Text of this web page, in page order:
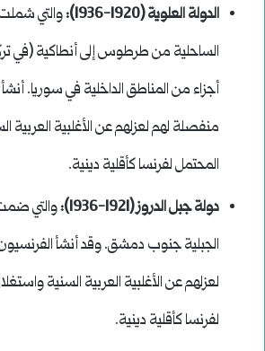
الدولة العلوية (1920-1936):
والتي
الساحلية من طرطوس إلى أنطاكية (في
أجزاء من المناطق الداخلية في سوريا.
منفصلة لهم لعزلهم عن الأغلبية العربية
المحتمل لفرنسا كأقلية دينية.
دولة جبل الدروز (1921-1936):
والتي
الجبلية جنوب دمشق. وقد أنشأ
لعزلهم عن الأغلبية العربية السنية
لفرنسا كأقلية دينية.